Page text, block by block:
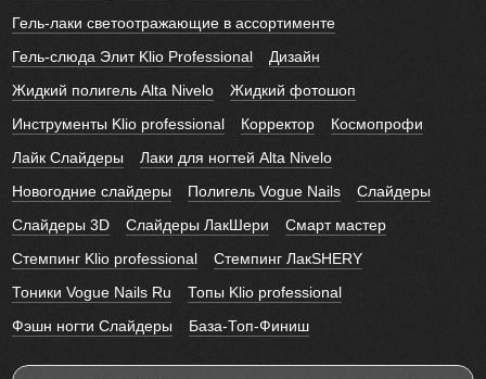
Гель-лаки светоотражающие в ассортименте
Гель-слюда Элит Klio Professional
Дизайн
Жидкий полигель Alta Nivelo
Жидкий фотошоп
Инструменты Klio professional
Корректор
Космопрофи
Лайк Слайдеры
Лаки для ногтей Alta Nivelo
Новогодние слайдеры
Полигель Vogue Nails
Слайдеры
Слайдеры 3D
Слайдеры ЛакШери
Смарт мастер
Стемпинг Klio professional
Стемпинг ЛакSHERY
Тоники Vogue Nails Ru
Топы Klio professional
Фэшн ногти Слайдеры
База-Топ-Финиш